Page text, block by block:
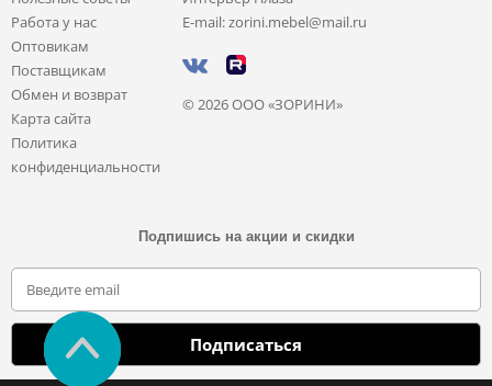
Работа у нас
Оптовикам
Поставщикам
Обмен и возврат
Карта сайта
Политика
конфиденциальности
E-mail: zorini.mebel@mail.ru
© 2026 ООО «ЗОРИНИ»
Подпишись на акции и скидки